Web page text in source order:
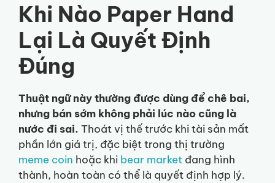
Khi Nào Paper Hand
Lại Là Quyết Định
Đúng
Thuật ngữ này thường được dùng để chê bai,
nhưng bán sớm không phải lúc nào cũng là
nước đi sai. Thoát vị thế trước khi tài sản mất
phần lớn giá trị, đặc biệt trong thị trường
meme coin hoặc khi bear market đang hình
thành, hoàn toàn có thể là quyết định hợp lý.